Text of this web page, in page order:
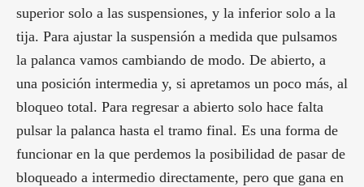
superior solo a las suspensiones, y la inferior solo a la
tija. Para ajustar la suspensión a medida que pulsamos
la palanca vamos cambiando de modo. De abierto, a
una posición intermedia y, si apretamos un poco más, al
bloqueo total. Para regresar a abierto solo hace falta
pulsar la palanca hasta el tramo final. Es una forma de
funcionar en la que perdemos la posibilidad de pasar de
bloqueado a intermedio directamente, pero que gana en